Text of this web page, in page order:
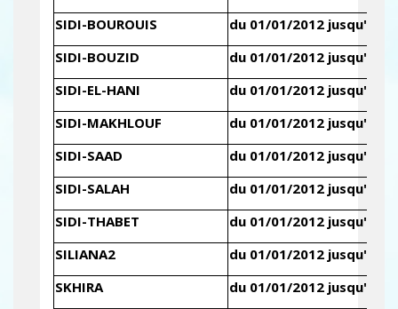
SIDI-BOUROUIS
du 01/01/2012 jusqu'au
SIDI-BOUZID
du 01/01/2012 jusqu'au
SIDI-EL-HANI
du 01/01/2012 jusqu'au
SIDI-MAKHLOUF
du 01/01/2012 jusqu'au
SIDI-SAAD
du 01/01/2012 jusqu'au
SIDI-SALAH
du 01/01/2012 jusqu'au
SIDI-THABET
du 01/01/2012 jusqu'au
SILIANA2
du 01/01/2012 jusqu'au
SKHIRA
du 01/01/2012 jusqu'au